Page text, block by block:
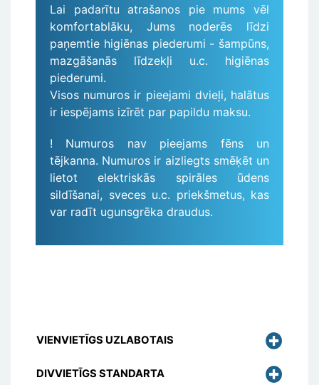
Lai padarītu atrašanos pie mums vēl
komfortablāku, Jums noderēs līdzi
paņemtie higiēnas piederumi - šampūns,
mazgāšanās līdzekļi u.c. higiēnas
piederumi.
Visos numuros ir pieejami dvieļi, halātus
ir iespējams izīrēt par papildu maksu.
! Numuros nav pieejams fēns un
tējkanna. Numuros ir aizliegts smēķēt un
lietot elektriskās spirāles ūdens
sildīšanai, sveces u.c. priekšmetus, kas
var radīt ugunsgrēka draudus.
VIENVIETĪGS UZLABOTAIS
DIVVIETĪGS STANDARTA